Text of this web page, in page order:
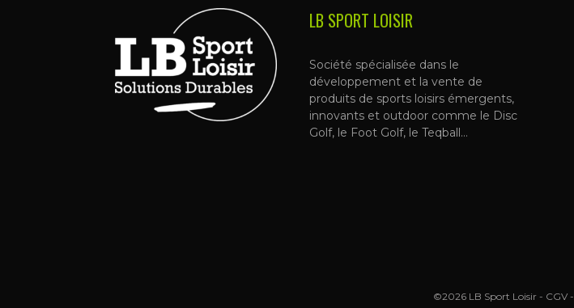
LB SPORT LOISIR
Société spécialisée dans le
développement et la vente de
produits de sports loisirs émergents,
innovants et outdoor comme le Disc
Golf, le Foot Golf, le Teqball…
©2026 LB Sport Loisir - CGV-